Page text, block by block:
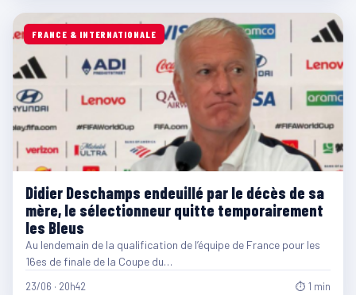
FRANCE & INTERNATIONALE
Didier Deschamps endeuillé par le décès de sa
mère, le sélectionneur quitte temporairement
les Bleus
Au lendemain de la qualification de l’équipe de France pour les
16es de finale de la Coupe du…
23/06 · 20h42 ⏱ 1 min